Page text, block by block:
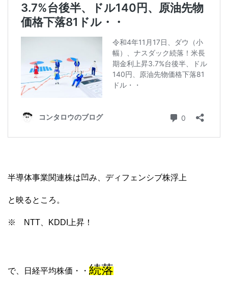
半導体事業関連株は凹み、ディフェンシブ株浮上
と映るところ。
※ NTT、KDDI上昇！
で、日経平均株価・・ 続落